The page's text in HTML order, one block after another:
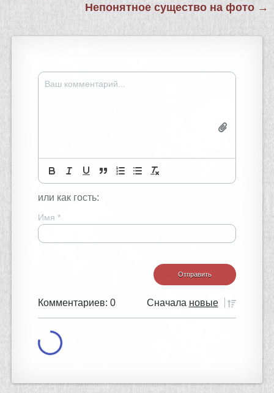
записям
Непонятное существо на фото →
или как гость:
Имя *
Комментариев: 0 Сначала новые